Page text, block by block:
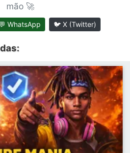
mão 🚀
WhatsApp 🐦 X (Twitter)